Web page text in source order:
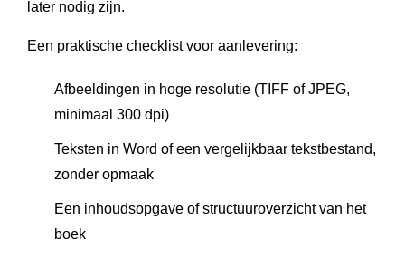
later nodig zijn.
Een praktische checklist voor aanlevering:
Afbeeldingen in hoge resolutie (TIFF of JPEG,
minimaal 300 dpi)
Teksten in Word of een vergelijkbaar tekstbestand,
zonder opmaak
Een inhoudsopgave of structuuroverzicht van het
boek